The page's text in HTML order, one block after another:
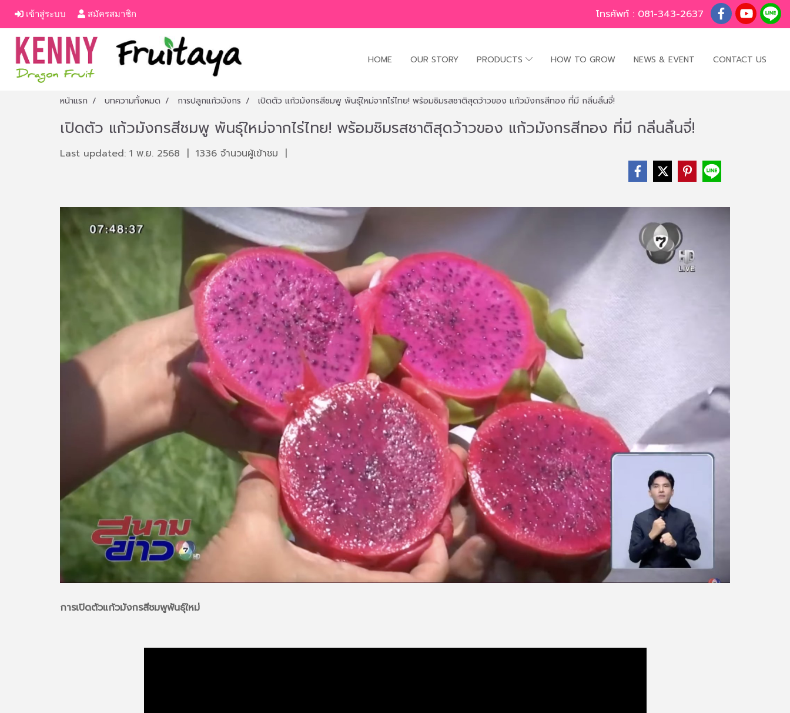
เข้าสู่ระบบ สมัครสมาชิก โทรศัพท์ : 081-343-2637
HOME OUR STORY PRODUCTS HOW TO GROW NEWS & EVENT CONTACT US
หน้าแรก บทความทั้งหมด การปลูกแก้วมังกร เปิดตัว แก้วมังกรสีชมพู พันธุ์ใหม่จากไร่ไทย! พร้อมชิมรสชาติสุดว้าวของ แก้วมังกรสีทอง ที่มี กลิ่นลิ้นจี่!
เปิดตัว แก้วมังกรสีชมพู พันธุ์ใหม่จากไร่ไทย! พร้อมชิมรสชาติสุดว้าวของ แก้วมังกรสีทอง ที่มี กลิ่นลิ้นจี่!
Last updated: 1 พ.ย. 2568 1336 จำนวนผู้เข้าชม
การเปิดตัวแก้วมังกรสีชมพูพันธุ์ใหม่